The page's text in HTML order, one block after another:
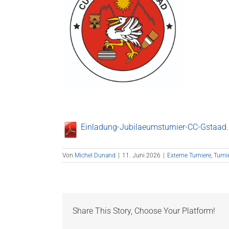
Einladung-Jubilaeumsturnier-CC-
Von Michel Dunand 11. Juni 2026 Externe Turniere,
Share This Story, Choose Your Platform!